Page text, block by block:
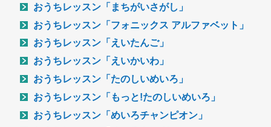
おうちレッスン「まちがいさがし」
おうちレッスン「フォニックス アルファベット」
おうちレッスン「えいたんご」
おうちレッスン「えいかいわ」
おうちレッスン「たのしいめいろ」
おうちレッスン「もっと!たのしいめいろ」
おうちレッスン「めいろチャンピオン」